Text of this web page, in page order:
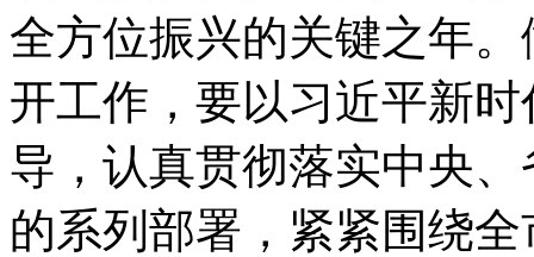
全方位振兴的关键之年
开工作，要以习近平新
导，认真贯彻落实中央
的系列部署，紧紧围绕